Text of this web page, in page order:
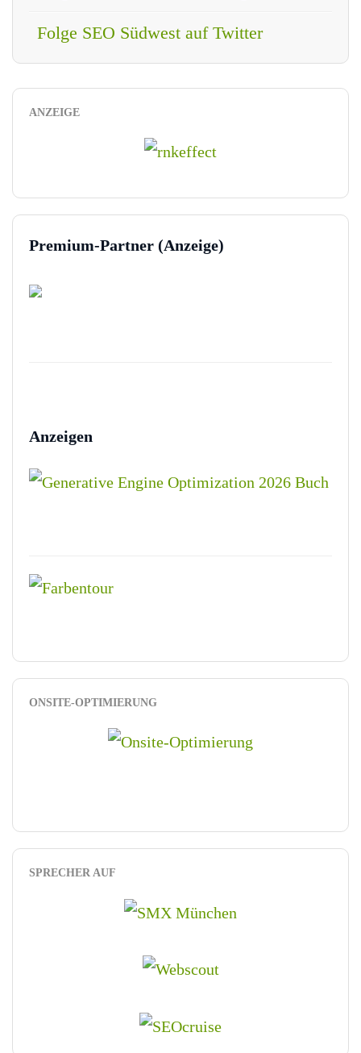
Folge SEO Südwest auf Twitter
ANZEIGE
Premium-Partner (Anzeige)
Anzeigen
ONSITE-OPTIMIERUNG
SPRECHER AUF